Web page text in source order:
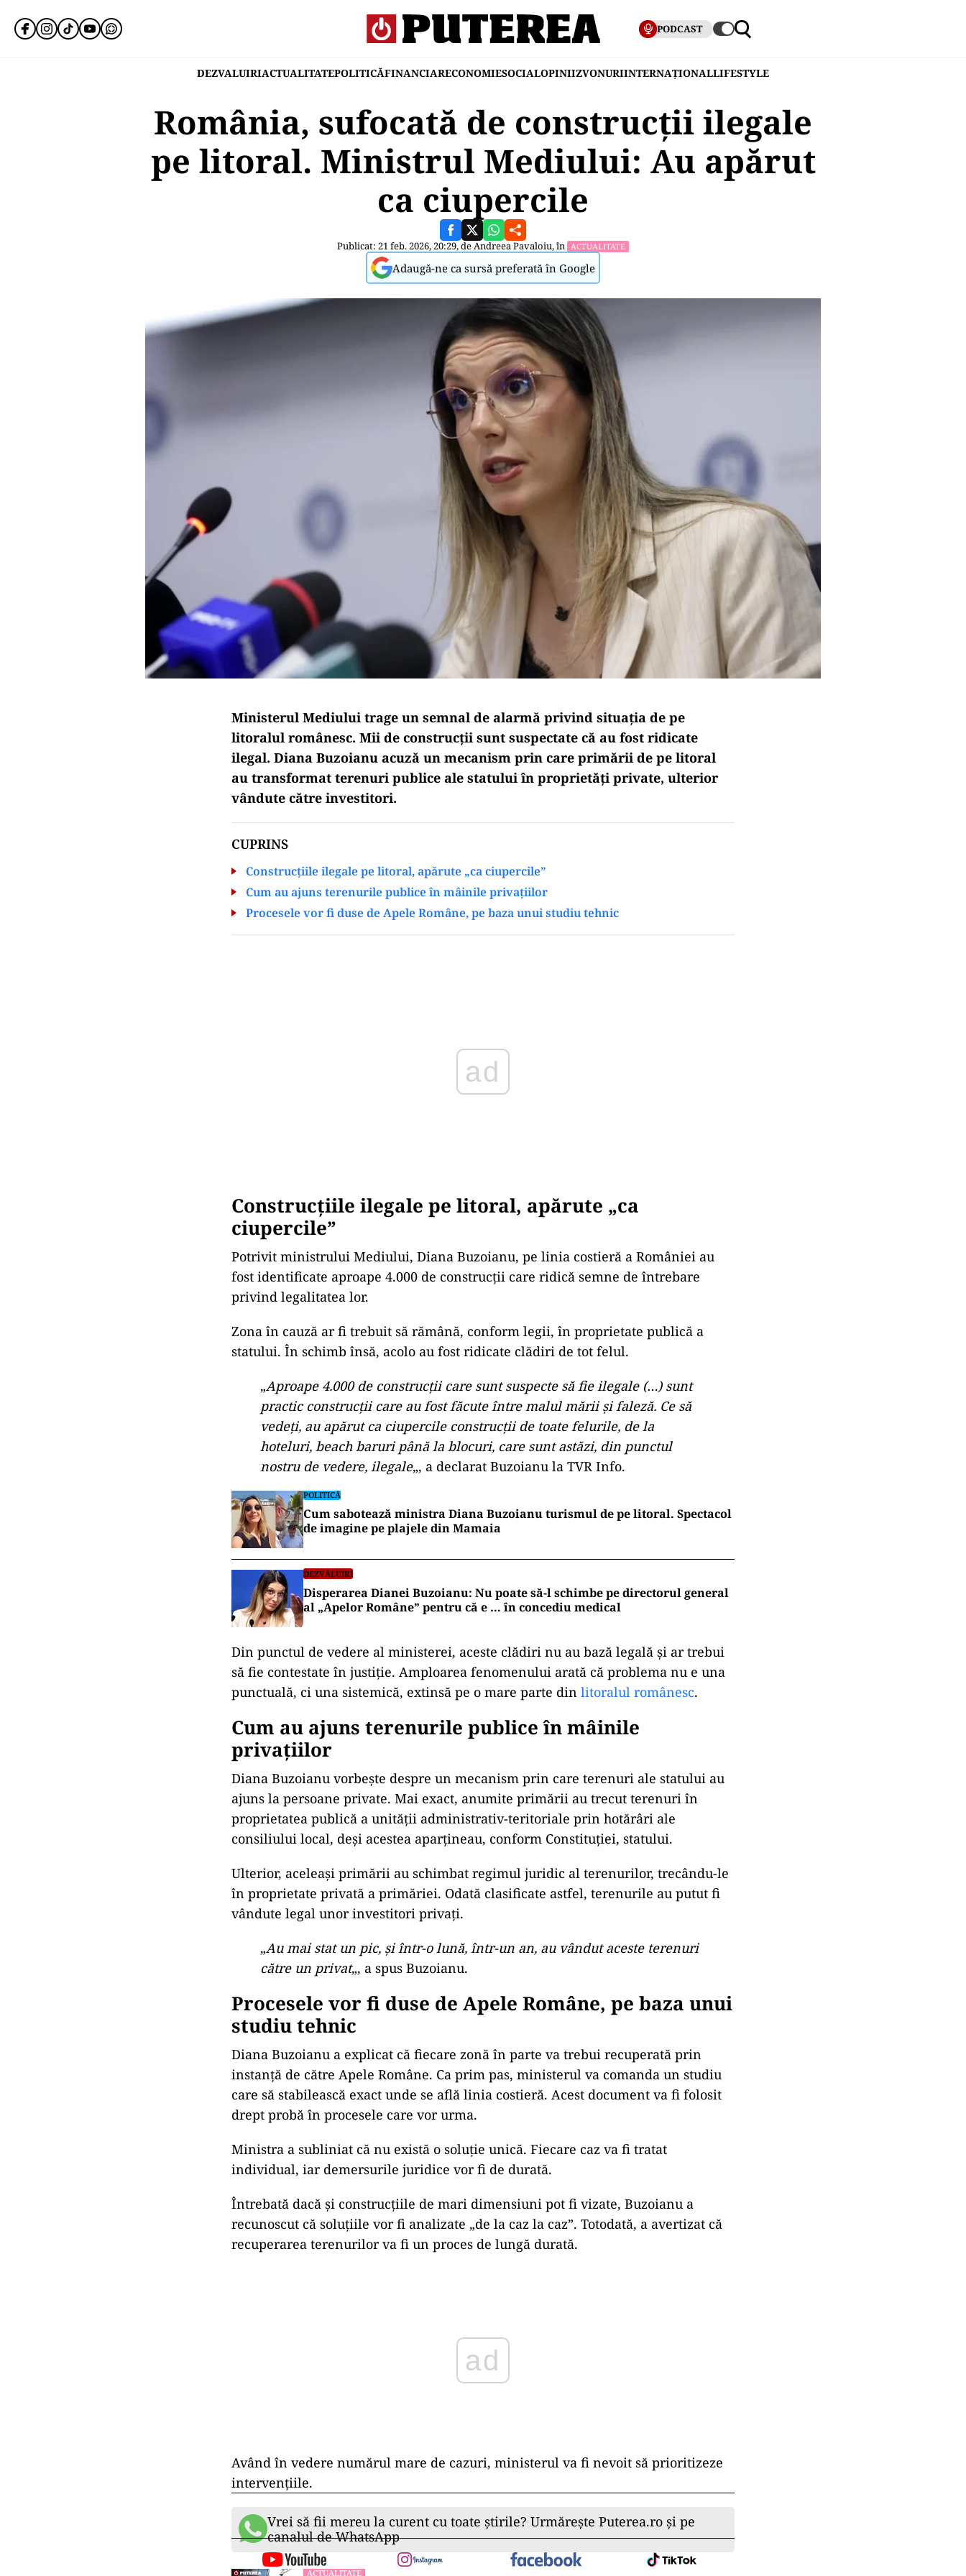
PODCAST
DEZVALUIRIACTUALITATEPOLITICĂFINANCIARECONOMIESOCIALOPINIIZVONURIINTERNAȚIONALLIFESTYLE
România, sufocată de construcții ilegale
pe litoral. Ministrul Mediului: Au apărut
ca ciupercile
Publicat: 21 feb. 2026, 20:29, deAndreea Pavaloiu, în ACTUALITATE
Adaugă-ne ca sursă preferată în Google
Ministerul Mediului trage un semnal de alarmă privind situația de pe
litoralul românesc. Mii de construcții sunt suspectate că au fost ridicate
ilegal. Diana Buzoianu acuză un mecanism prin care primării de pe litoral
au transformat terenuri publice ale statului în proprietăți private, ulterior
vândute către investitori.
CUPRINS
Construcțiile ilegale pe litoral, apărute „ca ciupercile”
Cum au ajuns terenurile publice în mâinile privațiilor
Procesele vor fi duse de Apele Române, pe baza unui studiu tehnic
Construcțiile ilegale pe litoral, apărute „ca
ciupercile”
Potrivit ministrului Mediului, Diana Buzoianu, pe linia costieră a României au
fost identificate aproape 4.000 de construcții care ridică semne de întrebare
privind legalitatea lor.
Zona în cauză ar fi trebuit să rămână, conform legii, în proprietate publică a
statului. În schimb însă, acolo au fost ridicate clădiri de tot felul.
„Aproape 4.000 de construcții care sunt suspecte să fie ilegale (…) sunt
practic construcții care au fost făcute între malul mării și faleză. Ce să
vedeți, au apărut ca ciupercile construcții de toate felurile, de la
hoteluri, beach baruri până la blocuri, care sunt astăzi, din punctul
nostru de vedere, ilegale„, a declarat Buzoianu la TVR Info.
POLITICĂ
Cum sabotează ministra Diana Buzoianu turismul de pe litoral. Spectacol
de imagine pe plajele din Mamaia
DEZVĂLUIRI
Disperarea Dianei Buzoianu: Nu poate să-l schimbe pe directorul general
al „Apelor Române” pentru că e … în concediu medical
Din punctul de vedere al ministerei, aceste clădiri nu au bază legală și ar trebui
să fie contestate în justiție. Amploarea fenomenului arată că problema nu e una
punctuală, ci una sistemică, extinsă pe o mare parte din litoralul românesc.
Cum au ajuns terenurile publice în mâinile
privațiilor
Diana Buzoianu vorbește despre un mecanism prin care terenuri ale statului au
ajuns la persoane private. Mai exact, anumite primării au trecut terenuri în
proprietatea publică a unității administrativ-teritoriale prin hotărâri ale
consiliului local, deși acestea aparțineau, conform Constituției, statului.
Ulterior, aceleași primării au schimbat regimul juridic al terenurilor, trecându-le
în proprietate privată a primăriei. Odată clasificate astfel, terenurile au putut fi
vândute legal unor investitori privați.
„Au mai stat un pic, și într-o lună, într-un an, au vândut aceste terenuri
către un privat„, a spus Buzoianu.
Procesele vor fi duse de Apele Române, pe baza unui
studiu tehnic
Diana Buzoianu a explicat că fiecare zonă în parte va trebui recuperată prin
instanță de către Apele Române. Ca prim pas, ministerul va comanda un studiu
care să stabilească exact unde se află linia costieră. Acest document va fi folosit
drept probă în procesele care vor urma.
Ministra a subliniat că nu există o soluție unică. Fiecare caz va fi tratat
individual, iar demersurile juridice vor fi de durată.
Întrebată dacă și construcțiile de mari dimensiuni pot fi vizate, Buzoianu a
recunoscut că soluțiile vor fi analizate „de la caz la caz”. Totodată, a avertizat că
recuperarea terenurilor va fi un proces de lungă durată.
ad
Având în vedere numărul mare de cazuri, ministerul va fi nevoit să prioritizeze
intervențiile.
Vrei să fii mereu la curent cu toate știrile? Urmărește Puterea.ro și pe
canalul de WhatsApp
ACTUALITATE